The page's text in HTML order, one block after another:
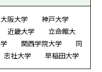
大阪大学 神戸大学
近畿大学 立命館大
学 関西学院大学 同
志社大学 早稲田大学